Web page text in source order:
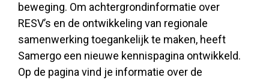
beweging. Om achtergrondinformatie over
RESV’s en de ontwikkeling van regionale
samenwerking toegankelijk te maken, heeft
Samergo een nieuwe kennispagina ontwikkeld.
Op de pagina vind je informatie over de